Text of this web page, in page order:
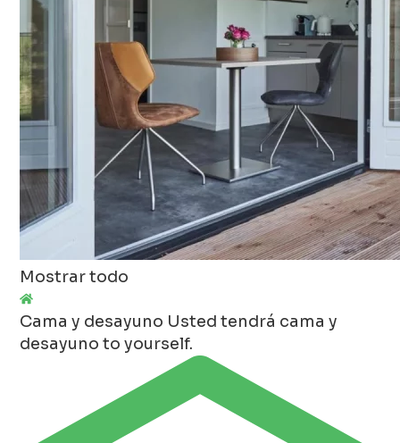
Mostrar todo
Cama y desayuno Usted tendrá cama y
desayuno to yourself.